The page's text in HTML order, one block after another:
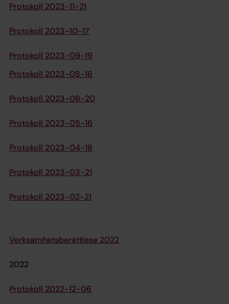
Protokoll 2023-11-21
Protokoll 2023-10-17
Protokoll 2023-09-19
Protokoll 2023-08-16
Protokoll 2023-06-20
Protokoll 2023-05-16
Protokoll 2023-04-18
Protokoll 2023-03-21
Protokoll 2023-02-21
Verksamhetsberättlese 2022
2022
Protokoll 2022-12-06